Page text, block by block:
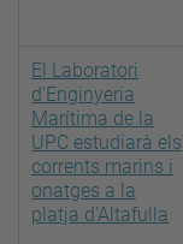
El Laboratori
d'Enginyeria
Marítima de la
UPC estudiarà els
corrents marins i
onatges a la
platja d'Altafulla